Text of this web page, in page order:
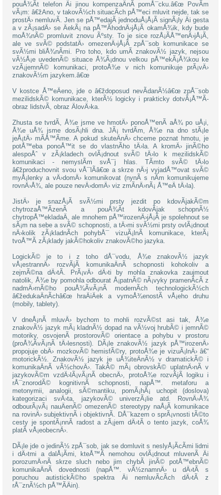
pouÅ¾Ã­t telefon Äi jinou kompenzaÄnÃ­ pomÅ¯cku.â€œ PovÃ­m
vÃ¡m: â€žAno, v takovÃ½ch situacÃ­ch pÅ™eci mluvit nejde, tak se
prostÄ› nemluvÃ­. Jen se pÅ™edajÃ­ jednoduÅ¡Å¡Ã­ signÃ¡ly Äi gesta
a v zÃ¡sadÄ› se ÄekÃ¡ na pÅ™Ã­hodnÄ›jÅ¡Ã­ okamÅ¾ik, kdy bude
moÅ¾nÃ© promluvit znovu Ãºsty. To je sice rozÅ¡Ã­Å™enÄ›jÅ¡Ã­,
ale ve svÃ© podstatÄ› omezenÄ›jÅ¡Ã­ zpÅ¯sob komunikace se
svÃ½mi bliÅ¾nÃ­mi. Pro toho, kdo umÃ­ znakovÃ½ jazyk, nejsou
vÃ½Å¡e uvedenÃ© situace Å¾Ã¡dnou velkou pÅ™ekÃ¡Å¾kou ke
vzÃ¡jemnÃ© komunikaci, protoÅ¾e v nich komunikuje prÃ¡vÄ›
znakovÃ½m jazykem.â€œ
V kostce Å™eÄeno, jde o â€ždoposud nevÃ­danÃ½â€œ zpÅ¯sob
mezilidskÃ© komunikace, kterÃ½ logicky i prakticky dotvÃ¡Å™Ã­
obraz lidstvÃ­, obraz ÄlovÄ›ka.
Zhusta se tvrdÃ­, Å¾e jsme ve hmotÄ› ponoÅ™enÃ­ aÅ¾ po uÅ¡i,
Å¾e uÅ¾ jsme dosÃ¡hli dna. JÃ¡ tvrdÃ­m, Å¾e na dno stÃ¡le
jeÅ¡tÄ› mÃ­Å™Ã­me. A pokud skuteÄnÄ› chceme poznat hmotu, je
potÅ™eba ponoÅ™it se do vlastnÃ­ho tÄ›la. A kromÄ› jinÃ©ho
alespoÅˆ v zÃ¡kladech ovlÃ¡dnout svÃ© tÄ›lo k mezilidskÃ©
komunikaci - nemyslÃ­m svÅ¯j hlas. TÃ­mto svÃ© tÄ›lo
â€žproduchovnit svou vÅ¯lÃ­â€œ a skrze nÄ›j vyjadÅ™ovat svÃ©
myÅ¡lenky a vÄ›domÄ› komunikovat (nynÃ­ s nÃ­m komunikujeme
rovnÄ›Å¾, ale pouze nevÄ›domÄ› viz zmÃ­nÄ›nÃ¡ Å™eÄ tÄ›la).
JistÄ› je snazÅ¡Ã­ svÃ½mi prsty jezdit po kdovÃ­jakÃ©m
chytrozaÅ™Ã­zenÃ­ a pouÅ¾Ã­t kdovÃ­jak schopnÃ½
chytropÅ™ekladaÄ, ale mnohem pÅ™irozenÄ›jÅ¡Ã­ je spolehnout se
sÃ¡m na sebe a svÃ© schopnosti, a tÄ›mi svÃ½mi prsty ovlÃ¡dnout
nÄ›kolik zÃ¡kladnÃ­ch pohybÅ¯ vizuÃ¡lnÃ­ komunikace, kterÃ¡
tvoÅ™Ã­ zÃ¡klady jakÃ©hokoliv znakovÃ©ho jazyka.
LogickÃ© je to i z toho dÅ¯vodu, Å¾e znakovÃ½ jazyk
vÅ¡estrannÄ› rozvÃ­jÃ­ komunikaÄnÃ­ schopnosti kohokoliv a
zejmÃ©na dÄ›tÃ­. PrÃ¡vÄ› dÄ›ti by mohla znakovka zaujmout
natolik, Å¾e by pomohla odbourat Å¡patnÃ© nÃ¡vyky pramenÃ­cÃ­ z
nadmÄ›rnÃ©ho pouÅ¾Ã­vÃ¡nÃ­ modernÃ­ch technologickÃ½ch
â€žedukaÄnÃ­châ€œ hraÄiÄek a vymoÅ¾enostÃ­ vÅ¡eho druhu
(mobily, tablety).
V dneÅ¡nÃ­ mluvÄ› bychom to mohli rozvÃ©st asi tak, Å¾e
znakovÃ½ jazyk mÃ¡ kladnÃ½ dopad na vÃ½voj hrubÃ© i jemnÃ©
motoriky, osvojenÃ­ prostorovÃ© orientace a pohybu v prostoru
(proÅ¾Ã­vÃ¡nÃ­ tÄ›lesnosti). DÃ¡le znakovÃ½ jazyk pÅ™irozenÄ›
propojuje obÄ› mozkovÃ© hemisfÃ©ry, protoÅ¾e je vizuÃ¡lnÄ› â€“
motorickÃ½. ZnakovÃ½ jazyk je uÅ¾iteÄnÃ½ v dramatickÃ© i
komunikaÄnÃ­ vÃ½chovÄ›. TakÃ© mÃ¡ obrovskÃ© uplatnÄ›nÃ­ v
jazykovÃ©m vzdÄ›lÃ¡vÃ¡nÃ­ obecnÄ›, protoÅ¾e rozvÃ­jÃ­ logiku i
rÅ¯znorodÃ© kognitivnÃ­ schopnosti, napÅ™. metaforu a
metonymii, analogii, sÃ©mantiku, pomÃ¡hÃ¡ uchopit (doslova)
kategorizaci svÄ›ta, jazykovÃ© univerzÃ¡lie atd. RovnÄ›Å¾
odbourÃ¡vÃ¡ nauÄenÃ© omezenÃ© stereotypy naÅ¡Ã­ komunikace
na rovinÄ› subjektivnÃ­ i objektivnÃ­. DÅ¯kazem o sprÃ¡vnosti tÃ©to
cesty je spontÃ¡nnÃ­ radost a zÃ¡jem dÄ›tÃ­ o tento jazyk, coÅ¾
platÃ­ vÅ¡eobecnÄ›.
DÃ¡le jde o jedinÃ½ zpÅ¯sob, jak se domluvit s neslyÅ¡Ã­cÃ­mi lidmi
i dÄ›tmi a dalÅ¡Ã­mi, kteÅ™Ã­ nemohou ovlÃ¡dnout mluvenÃ­ Äi
porozumÄ›nÃ­ skrze sluch nebo jim chybÃ­ jinÃ© potÅ™ebnÃ©
komunikaÄnÃ­ dovednosti (napÅ™. vÃ½znamnÄ› u dÄ›tÃ­ s
poruchou autistickÃ©ho spektra Äi nemluvÃ­cÃ­ch dÄ›tÃ­ z
rÅ¯znÃ½ch pÅ™Ã­Äin).